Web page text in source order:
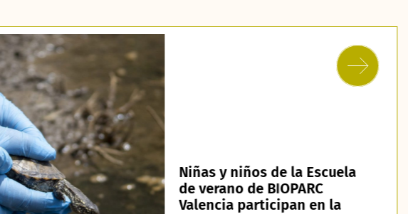
Niñas y niños de la Escuela
de verano de BIOPARC
Valencia participan en la